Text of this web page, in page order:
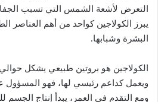
التعرض لأشعة الشمس التي تسبب
يبرز الكولاجين كواحد من أهم العناصر
البشرة وشبابها.
ويعمل كداعم رئيسي لها، فهو المسؤول
ومع التقدم في العمر، يبدأ إنتاج الجسم